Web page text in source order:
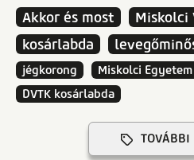
Akkor és most
Miskolci
kosárlabda
jégkorong
Miskolci Egyetem
DVTK kosárlabda
TOVÁBBI